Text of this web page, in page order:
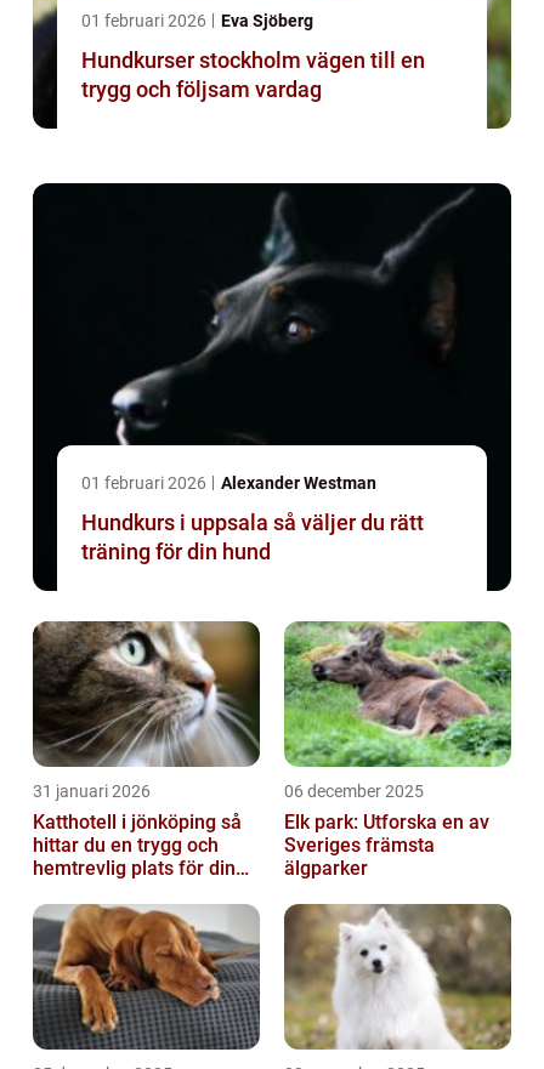
01 februari 2026 Eva Sjöberg
Hundkurser stockholm vägen till en
trygg och följsam vardag
01 februari 2026 Alexander Westman
Hundkurs i uppsala så väljer du rätt
träning för din hund
31 januari 2026
Katthotell i jönköping så
hittar du en trygg och
hemtrevlig plats för din
06 december 2025
Elk park: Utforska en av
Sveriges främsta
älgparker